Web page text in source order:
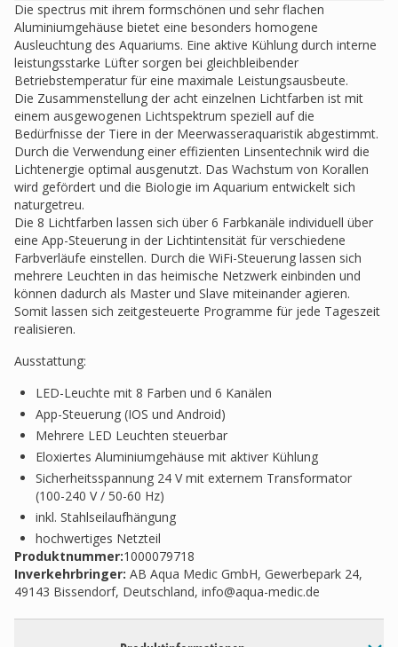
Die spectrus mit ihrem formschönen und sehr flachen
Aluminiumgehäuse bietet eine besonders homogene
Ausleuchtung des Aquariums. Eine aktive Kühlung durch interne
leistungsstarke Lüfter sorgen bei gleichbleibender
Betriebstemperatur für eine maximale Leistungsausbeute.
Die Zusammenstellung der acht einzelnen Lichtfarben ist mit
einem ausgewogenen Lichtspektrum speziell auf die
Bedürfnisse der Tiere in der Meerwasseraquaristik abgestimmt.
Durch die Verwendung einer effizienten Linsentechnik wird die
Lichtenergie optimal ausgenutzt. Das Wachstum von Korallen
wird gefördert und die Biologie im Aquarium entwickelt sich
naturgetreu.
Die 8 Lichtfarben lassen sich über 6 Farbkanäle individuell über
eine App-Steuerung in der Lichtintensität für verschiedene
Farbverläufe einstellen. Durch die WiFi-Steuerung lassen sich
mehrere Leuchten in das heimische Netzwerk einbinden und
können dadurch als Master und Slave miteinander agieren.
Somit lassen sich zeitgesteuerte Programme für jede Tageszeit
realisieren.
Ausstattung:
LED-Leuchte mit 8 Farben und 6 Kanälen
App-Steuerung (IOS und Android)
Mehrere LED Leuchten steuerbar
Eloxiertes Aluminiumgehäuse mit aktiver Kühlung
Sicherheitsspannung 24 V mit externem Transformator
(100-240 V / 50-60 Hz)
inkl. Stahlseilaufhängung
hochwertiges Netzteil
Produktnummer:1000079718
Inverkehrbringer: AB Aqua Medic GmbH, Gewerbepark 24,
49143 Bissendorf, Deutschland, info@aqua-medic.de